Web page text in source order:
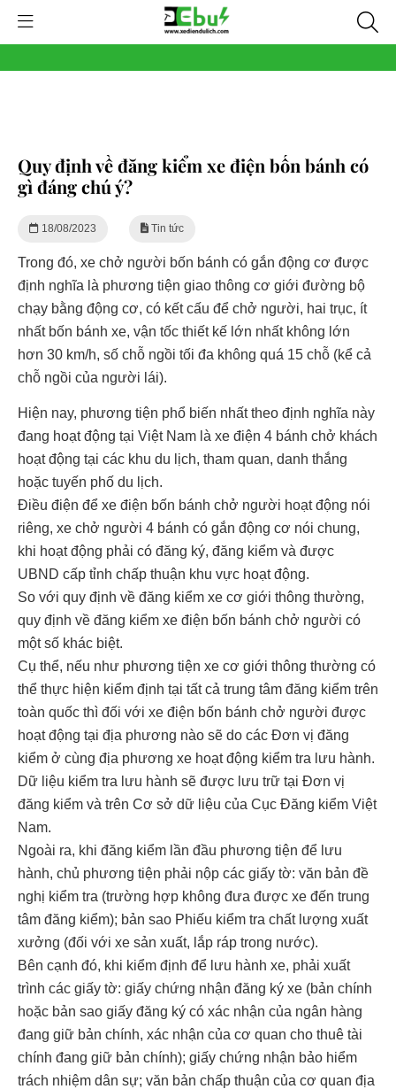
Quy định về đăng kiểm xe điện bốn bánh có
gì đáng chú ý?
18/08/2023 Tin tức
Trong đó, xe chở người bốn bánh có gắn động cơ được
định nghĩa là phương tiện giao thông cơ giới đường bộ
chạy bằng động cơ, có kết cấu để chở người, hai trục, ít
nhất bốn bánh xe, vận tốc thiết kế lớn nhất không lớn
hơn 30 km/h, số chỗ ngồi tối đa không quá 15 chỗ (kể cả
chỗ ngồi của người lái).
Hiện nay, phương tiện phổ biến nhất theo định nghĩa này
đang hoạt động tại Việt Nam là xe điện 4 bánh chở khách
hoạt động tại các khu du lịch, tham quan, danh thắng
hoặc tuyến phố du lịch.
Điều điện để xe điện bốn bánh chở người hoạt động nói
riêng, xe chở người 4 bánh có gắn động cơ nói chung,
khi hoạt động phải có đăng ký, đăng kiểm và được
UBND cấp tỉnh chấp thuận khu vực hoạt động.
So với quy định về đăng kiểm xe cơ giới thông thường,
quy định về đăng kiểm xe điện bốn bánh chở người có
một số khác biệt.
Cụ thể, nếu như phương tiện xe cơ giới thông thường có
thể thực hiện kiểm định tại tất cả trung tâm đăng kiểm trên
toàn quốc thì đối với xe điện bốn bánh chở người được
hoạt động tại địa phương nào sẽ do các Đơn vị đăng
kiểm ở cùng địa phương xe hoạt động kiểm tra lưu hành.
Dữ liệu kiểm tra lưu hành sẽ được lưu trữ tại Đơn vị
đăng kiểm và trên Cơ sở dữ liệu của Cục Đăng kiểm Việt
Nam.
Ngoài ra, khi đăng kiểm lần đầu phương tiện để lưu
hành, chủ phương tiện phải nộp các giấy tờ: văn bản đề
nghị kiểm tra (trường hợp không đưa được xe đến trung
tâm đăng kiểm); bản sao Phiếu kiểm tra chất lượng xuất
xưởng (đối với xe sản xuất, lắp ráp trong nước).
Bên cạnh đó, khi kiểm định để lưu hành xe, phải xuất
trình các giấy tờ: giấy chứng nhận đăng ký xe (bản chính
hoặc bản sao giấy đăng ký có xác nhận của ngân hàng
đang giữ bản chính, xác nhận của cơ quan cho thuê tài
chính đang giữ bản chính); giấy chứng nhận bảo hiểm
trách nhiệm dân sự; văn bản chấp thuận của cơ quan địa